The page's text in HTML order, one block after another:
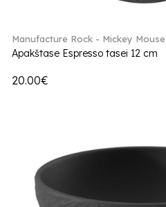
Manufacture Rock - Mickey Mouse
Apakštase Espresso tasei 12 cm
20.00€